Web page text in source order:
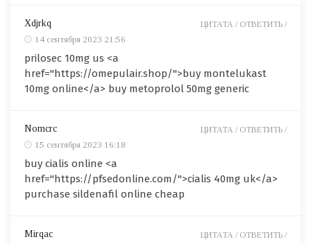
Xdjrkq
14 сентября 2023 21:56
prilosec 10mg us <a
href="https://omepulair.shop/">buy montelukast
10mg online</a> buy metoprolol 50mg generic
ЦИТАТА / ОТВЕТИТЬ /
Nomcrc
15 сентября 2023 16:18
buy cialis online <a
href="https://pfsedonline.com/">cialis 40mg uk</a>
purchase sildenafil online cheap
ЦИТАТА / ОТВЕТИТЬ /
Mirqac
ЦИТАТА / ОТВЕТИТЬ /